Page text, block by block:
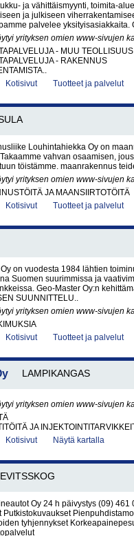
ja vähittäismyynti, toimita-
ja julkiseen
palvelee yksityisasiakkaita.
yrityksen omien www-sivujen
- MUU TEOLLISUUS
- RAKENNUS
Kotisivut Tuotteet ja palvelut
Louhintahiekka Oy on
vahvan osaamisen,
töistämme. maanrakennus
yrityksen omien www-sivujen
JA MAANSIIRTOTÖITÄ
Kotisivut Tuotteet ja palvelut
on vuodesta 1984 lähtien
Suomen suurimmissa ja
Geo-Master Oy:n
SUUNNITTELU..
yrityksen omien www-sivujen
Kotisivut Tuotteet ja palvelut
LAMPIKANGAS
yrityksen omien www-sivujen
JA
Kotisivut Näytä kartalla
EVITSSKOG
Oy 24 h päivystys (09)
Putkistokuvaukset
tyhjennykset